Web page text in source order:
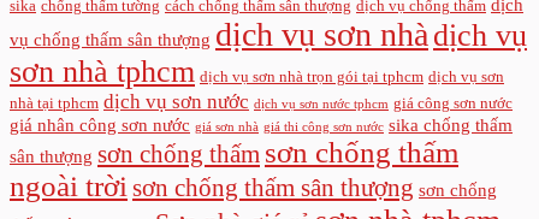
sika chống thấm tường cách chống thấm sân thượng dịch vụ chống thấm dịch
vụ chống thấm sân thượng dịch vụ sơn nhà dịch vụ
sơn nhà tphcm dịch vụ sơn nhà trọn gói tại tphcm dịch vụ sơn
nhà tại tphcm dịch vụ sơn nước dịch vụ sơn nước tphcm giá công sơn nước
giá nhân công sơn nước giá sơn nhà giá thi công sơn nước sika chống thấm
sân thượng sơn chống thấm sơn chống thấm
ngoài trời sơn chống thấm sân thượng sơn chống